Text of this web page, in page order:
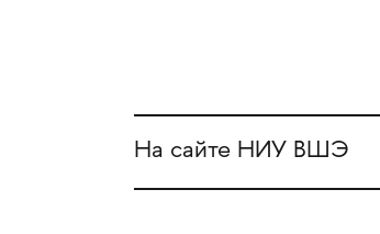
На сайте НИУ ВШЭ